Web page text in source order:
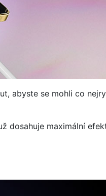
abyste se mohli co
dosahuje maximální